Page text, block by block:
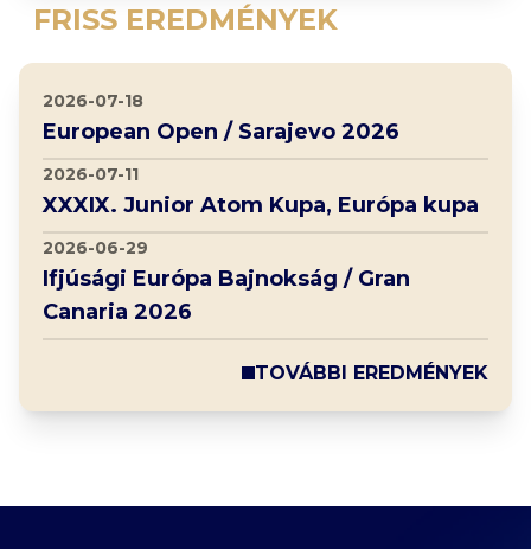
FRISS EREDMÉNYEK
2026-07-18
European Open / Sarajevo 2026
2026-07-11
XXXIX. Junior Atom Kupa, Európa kupa
2026-06-29
Ifjúsági Európa Bajnokság / Gran
Canaria 2026
TOVÁBBI EREDMÉNYEK